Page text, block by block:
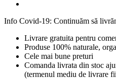
Info Covid-19: Continuăm să
Livrare gratuita pentru
Produse 100% naturale,
Cele mai bune preturi
Comanda livrata din stoc
(termenul mediu de livrare